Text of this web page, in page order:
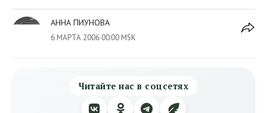
АННА ПИУНОВА
6 МАРТА 2006 00:00 MSK
Читайте нас в соцсетях